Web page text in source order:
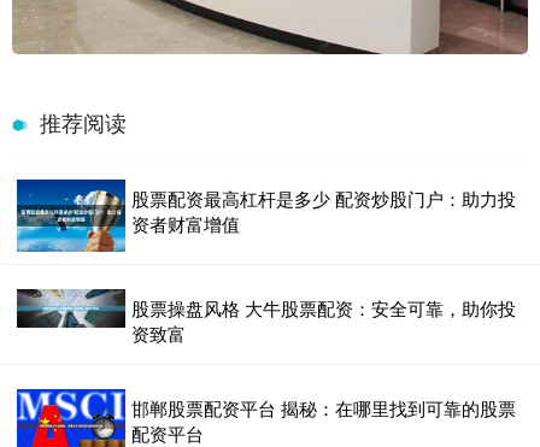
推荐阅读
股票配资最高杠杆是多少 配资炒股门户：助力投
资者财富增值
股票操盘风格 大牛股票配资：安全可靠，助你投
资致富
邯郸股票配资平台 揭秘：在哪里找到可靠的股票
配资平台